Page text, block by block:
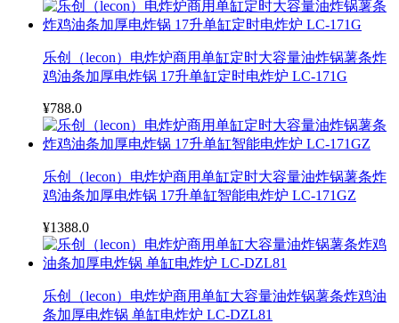
乐创（lecon）电炸炉商用单缸定时大容量油炸锅薯条炸
鸡油条加厚电炸锅 17升单缸定时电炸炉 LC-171G
¥788.0
乐创（lecon）电炸炉商用单缸定时大容量油炸锅薯条炸
鸡油条加厚电炸锅 17升单缸智能电炸炉 LC-171GZ
¥1388.0
乐创（lecon）电炸炉商用单缸大容量油炸锅薯条炸鸡油
条加厚电炸锅 单缸电炸炉 LC-DZL81